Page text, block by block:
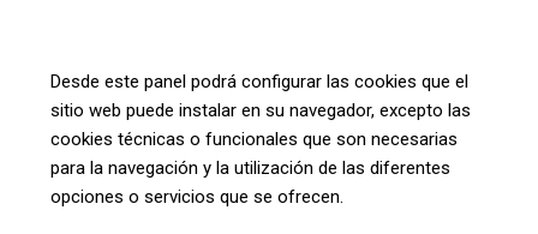
Desde este panel podrá configurar las cookies que el
sitio web puede instalar en su navegador, excepto las
cookies técnicas o funcionales que son necesarias
para la navegación y la utilización de las diferentes
opciones o servicios que se ofrecen.